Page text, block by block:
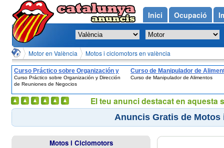
Motor en València Motos i ciclomotors en valència
Curso Práctico sobre Organización y
Dirección de Reuniones de Negocios
Curso Práctico sobre Organización y Dirección
de Reuniones de Negocios
Curso de Manipulador de
Curso de Manipulador de Alimentos
Anuncis Gratis de Motos
Motos i Ciclomotors
Inici Ocupació
El teu anunci destacat en aquesta